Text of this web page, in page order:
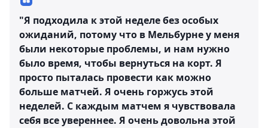
"Я подходила к этой неделе без особых
ожиданий, потому что в Мельбурне у меня
были некоторые проблемы, и нам нужно
было время, чтобы вернуться на корт. Я
просто пыталась провести как можно
больше матчей. Я очень горжусь этой
неделей. С каждым матчем я чувствовала
себя все увереннее. Я очень довольна этой